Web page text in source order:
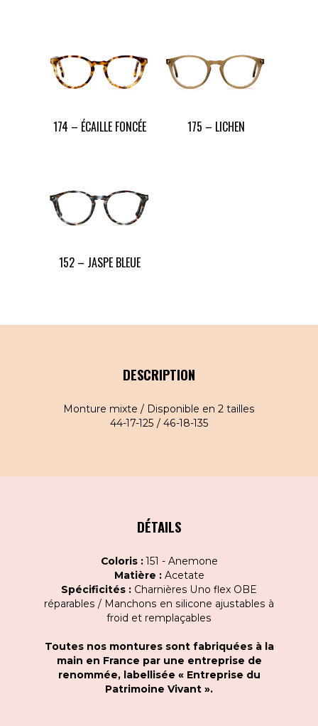
174 – ÉCAILLE FONCÉE 175 – LICHEN
152 – JASPE BLEUE
DESCRIPTION
Monture mixte / Disponible en 2 tailles
44-17-125 / 46-18-135
DÉTAILS
Coloris :151 - Anemone
Matière : Acetate
Spécificités : Charnières Uno flex OBE
réparables / Manchons en silicone ajustables à
froid et remplaçables
Toutes nos montures sont fabriquées à la
main en France par une entreprise de
renommée, labellisée « Entreprise du
Patrimoine Vivant ».